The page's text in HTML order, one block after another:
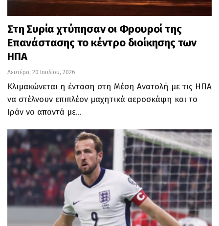
Στη Συρία χτύπησαν οι Φρουροί της
Επανάστασης το κέντρο διοίκησης των
ΗΠΑ
Δευτέρα, 20 Ιουλίου, 2026
Κλιμακώνεται η ένταση στη Μέση Ανατολή με τις ΗΠΑ
να στέλνουν επιπλέον μαχητικά αεροσκάφη και το
Ιράν να απαντά με…